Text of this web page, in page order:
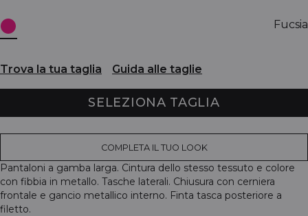
Fucsia
Trova la tua taglia Guida alle taglie
SELEZIONA TAGLIA
COMPLETA IL TUO LOOK
Pantaloni a gamba larga. Cintura dello stesso tessuto e colore
con fibbia in metallo. Tasche laterali. Chiusura con cerniera
frontale e gancio metallico interno. Finta tasca posteriore a
filetto.